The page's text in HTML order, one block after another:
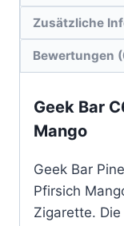
Zusätzliche
Bewertungen
Geek Bar
Mango
Geek Bar
Pfirsich
Zigarette.